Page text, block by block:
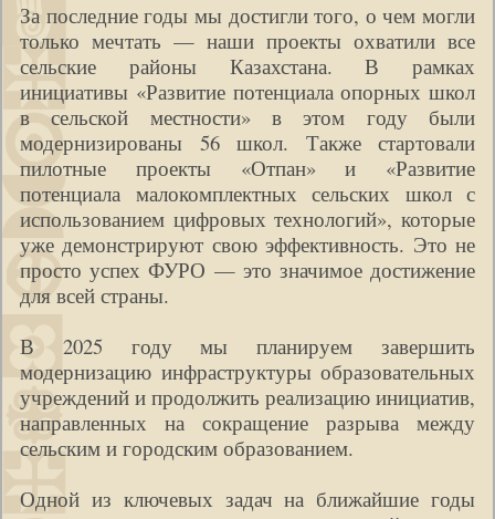
За последние годы мы достигли того, о чем могли
только мечтать — наши проекты охватили все
сельские районы Казахстана. В рамках
инициативы «Развитие потенциала опорных школ
в сельской местности» в этом году были
модернизированы 56 школ. Также стартовали
пилотные проекты «Отпан» и «Развитие
потенциала малокомплектных сельских школ с
использованием цифровых технологий», которые
уже демонстрируют свою эффективность. Это не
просто успех ФУРО — это значимое достижение
для всей страны.
В 2025 году мы планируем завершить
модернизацию инфраструктуры образовательных
учреждений и продолжить реализацию инициатив,
направленных на сокращение разрыва между
сельским и городским образованием.
Одной из ключевых задач на ближайшие годы